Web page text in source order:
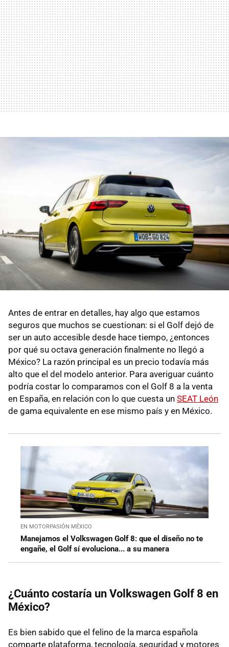
Antes de entrar en detalles, hay algo que estamos
seguros que muchos se cuestionan: si el Golf dejó de
ser un auto accesible desde hace tiempo, ¿entonces
por qué su octava generación finalmente no llegó a
México? La razón principal es un precio todavía más
alto que el del modelo anterior. Para averiguar cuánto
podría costar lo comparamos con el Golf 8 a la venta
en España, en relación con lo que cuesta un SEAT León
de gama equivalente en ese mismo país y en México.
EN MOTORPASIÓN MÉXICO
Manejamos el Volkswagen Golf 8: que el diseño no te
engañe, el Golf sí evoluciona... a su manera
¿Cuánto costaría un Volkswagen Golf 8 en
México?
Es bien sabido que el felino de la marca española
comparte plataforma, tecnología, seguridad y motores